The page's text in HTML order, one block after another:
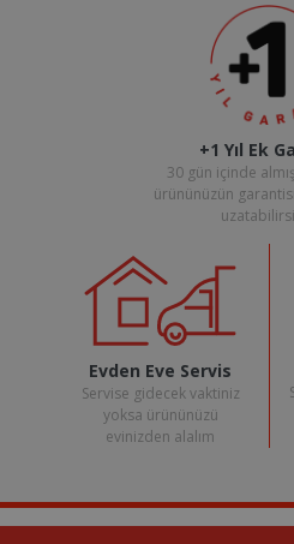
+1 Yıl Ek
30 gün içinde
ürününüzün
Evden Eve Servis
Servise gidecek vaktiniz
yoksa ürününüzü
evinizden alalım